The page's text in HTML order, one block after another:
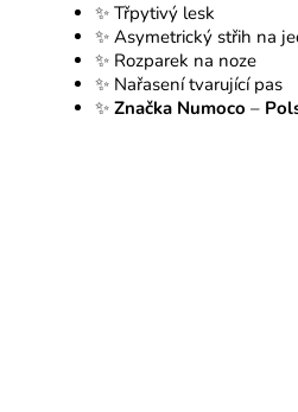
✨ Třpytivý lesk
✨ Asymetrický střih na
✨ Rozparek na noze
✨ Nařasení tvarující pas
✨ Značka Numoco –